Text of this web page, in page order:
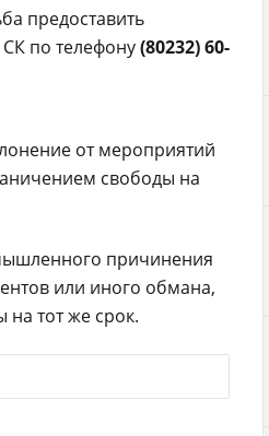
предоставить
по телефону(80232) 60-
от мероприятий
свободы на
причинения
или иного обмана,
тот же срок.